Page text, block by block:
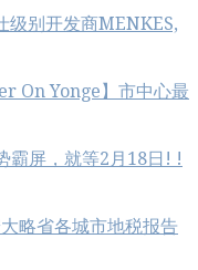
级别开发商MENKES,
On Yonge】市中心最
霸屏，就等2月18日! !
略省各城市地税报告